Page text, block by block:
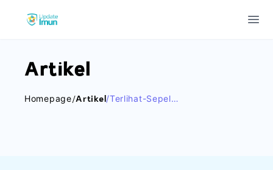
Update Imun
Artikel
Homepage/artikel/terlihat-Sepele-